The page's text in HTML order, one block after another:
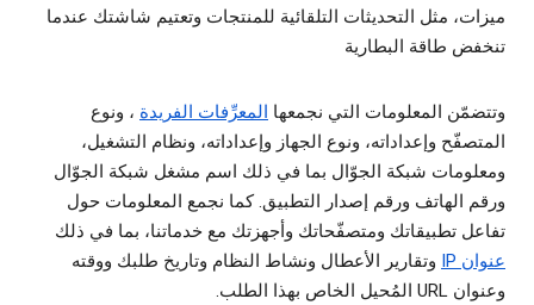
ميزات، مثل التحديثات التلقائية للمنتجات وتعتيم شاشتك عندما
تنخفض طاقة البطارية
وتتضمّن المعلومات التي نجمعها المعرِّفات الفريدة ، ونوع
المتصفّح وإعداداته، ونوع الجهاز وإعداداته، ونظام التشغيل،
ومعلومات شبكة الجوّال بما في ذلك اسم مشغل شبكة الجوّال
ورقم الهاتف ورقم إصدار التطبيق. كما نجمع المعلومات حول
تفاعل تطبيقاتك ومتصفّحاتك وأجهزتك مع خدماتنا، بما في ذلك
عنوان IP
وتقارير الأعطال ونشاط النظام وتاريخ طلبك ووقته
وعنوان URL المُحيل الخاص بهذا الطلب.